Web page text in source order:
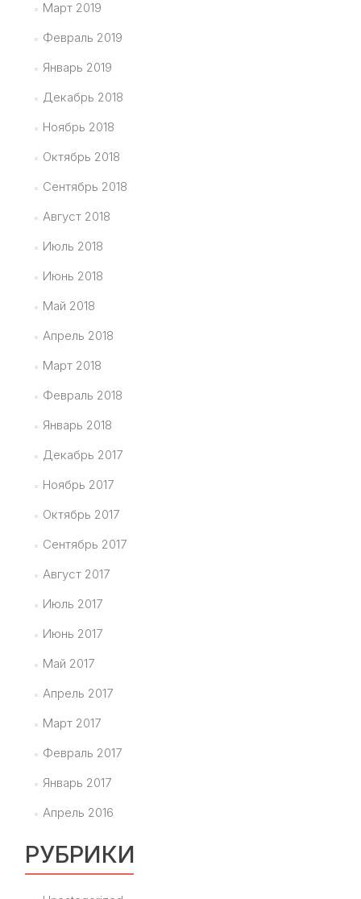
Март 2019
Февраль 2019
Январь 2019
Декабрь 2018
Ноябрь 2018
Октябрь 2018
Сентябрь 2018
Август 2018
Июль 2018
Июнь 2018
Май 2018
Апрель 2018
Март 2018
Февраль 2018
Январь 2018
Декабрь 2017
Ноябрь 2017
Октябрь 2017
Сентябрь 2017
Август 2017
Июль 2017
Июнь 2017
Май 2017
Апрель 2017
Март 2017
Февраль 2017
Январь 2017
Апрель 2016
РУБРИКИ